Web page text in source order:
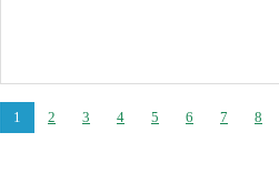
1 2 3 4 5 6 7 8